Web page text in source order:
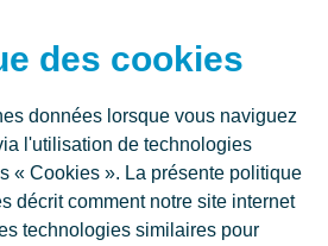
des cookies
données lorsque vous naviguez
l'utilisation de technologies
« Cookies ». La présente politique
décrit comment notre site internet
technologies similaires pour